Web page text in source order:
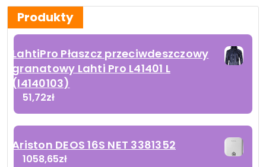
Produkty
LahtiPro Płaszcz przeciwdeszczowy
granatowy Lahti Pro L41401 L
(l4140103)
51,72zł
Ariston DEOS 16S NET 3381352
1058,65zł